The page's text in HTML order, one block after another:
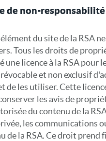
de non-
du site de la RSA
Tous les droits de
une licence à la RSA pour
et non exclusif
de les utiliser. Cette
les avis de
du contenu de la
les communications
de la RSA. Ce droit prend